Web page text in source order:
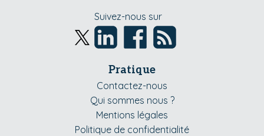
Suivez-nous sur
Pratique
Contactez-nous
Qui sommes nous ?
Mentions légales
Politique de confidentialité